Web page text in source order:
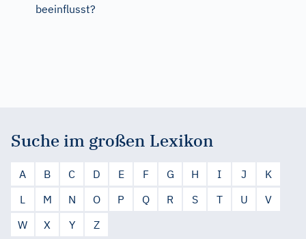
beeinflusst?
Suche im großen Lexikon
A B C D E F G H I J
K
L
M N O P Q R S T U
V
W
X Y Z